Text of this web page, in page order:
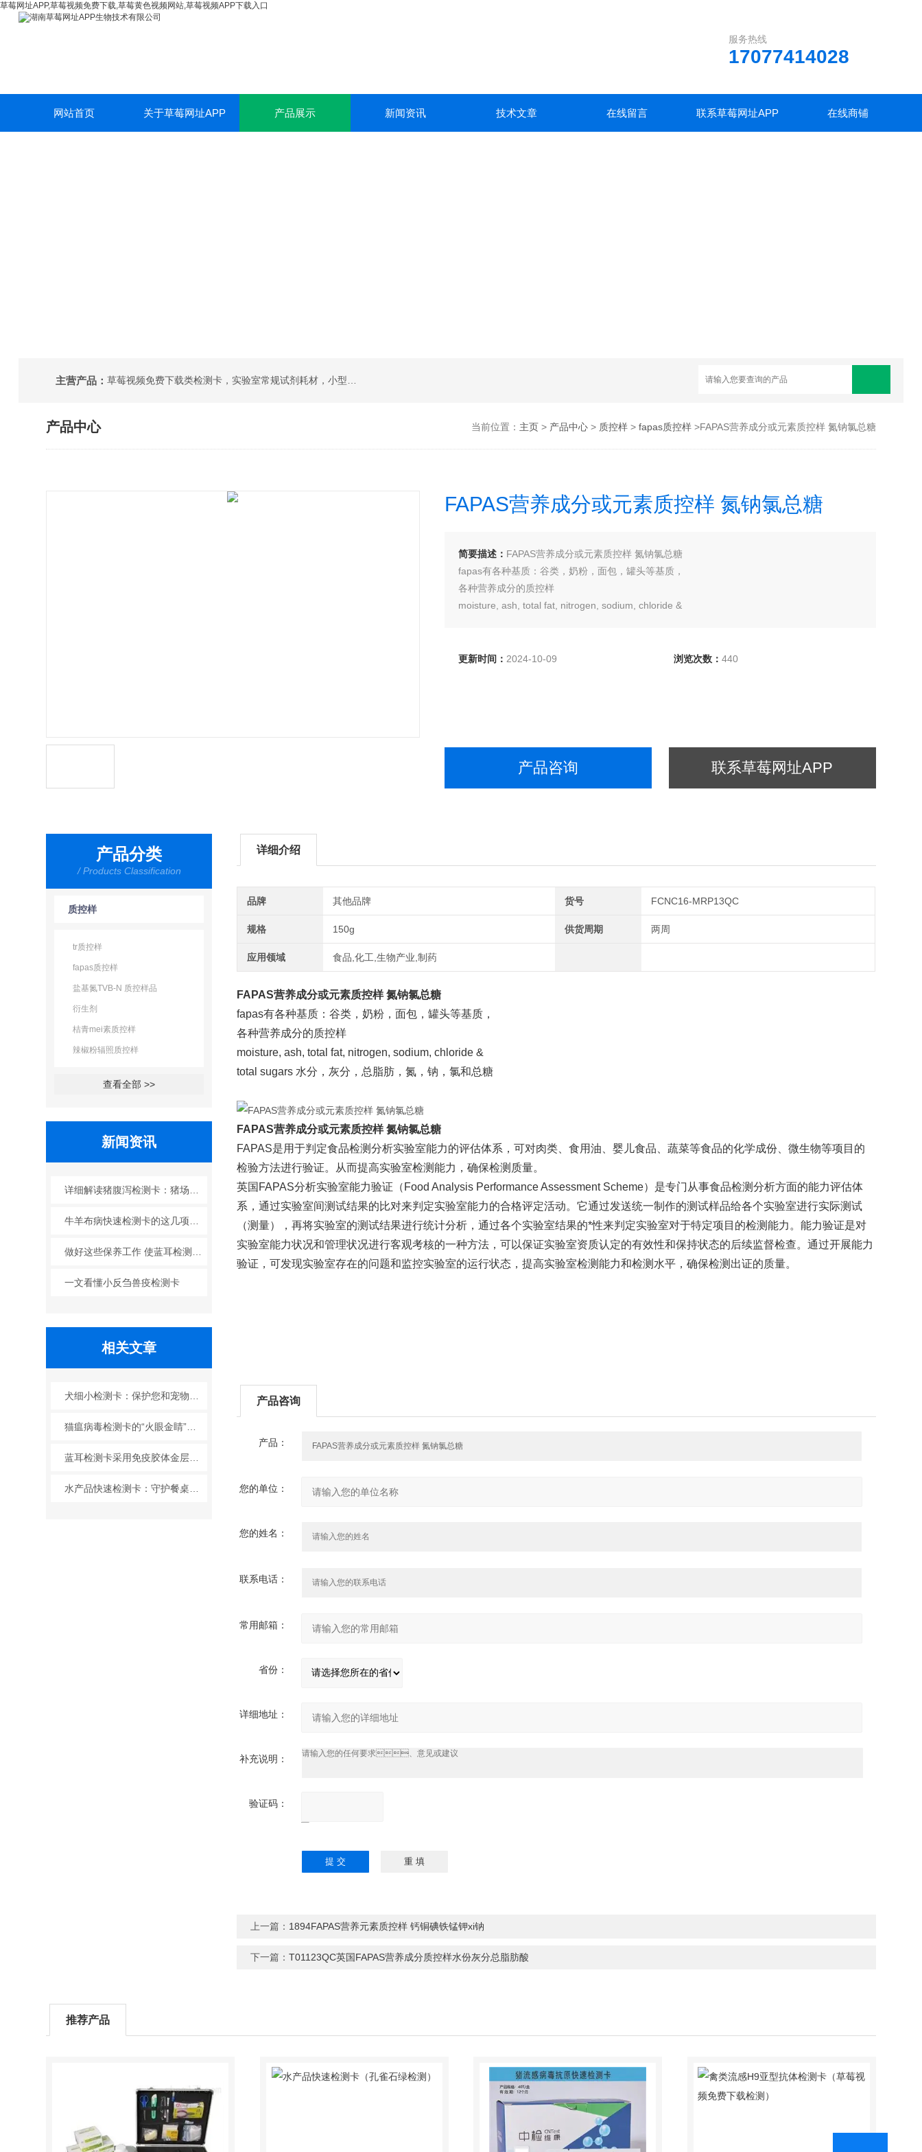
草莓网址APP,草莓视频免费下载,草莓黄色视频网站,草莓视频APP下载入口
服务热线
17077414028
网站首页 关于草莓网址APP 产品展示 新闻资讯 技术文章 在线留言 联系草莓网址APP 在线商铺
主营产品：
产品中心 当前位置： 主页> 产品中心> 质控样> fapas质控样>FAPAS营养成分或元素质控样 氮钠氯总糖
FAPAS营养成分或元素质控样 氮钠氯总糖
简要描述： FAPAS营养成分或元素质控样 氮钠氯总糖
fapas有各种基质：谷类，奶粉，面包，罐头等基质，
各种营养成分的质控样
moisture, ash, total fat, nitrogen, sodium, chloride &
更新时间： 2024-10-09 浏览次数：440
产品咨询 联系草莓网址APP
产品分类
/ Products Classification
质控样
tr质控样
fapas质控样
盐基氮TVB-N 质控样品
衍生剂
桔青mei素质控样
辣椒粉辐照质控样
查看全部 >>
新闻资讯
一文看懂小反刍兽疫检测卡
相关文章
详细介绍
品牌 其他品牌 货号 FCNC16-MRP13QC
规格 150g 供货周期 两周
应用领域 食品,化工,生物产业,制药
FAPAS营养成分或元素质控样 氮钠氯总糖
fapas有各种基质：谷类，奶粉，面包，罐头等基质，
各种营养成分的质控样
moisture, ash, total fat, nitrogen, sodium, chloride &
total sugars 水分，灰分，总脂肪，氮，钠，氯和总糖
FAPAS营养成分或元素质控样 氮钠氯总糖
FAPAS是用于判定食品检测分析实验室能力的评估体系，可对肉类、食用油、婴儿食品、蔬菜等食品的化学成份、微生物等项目的
检验方法进行验证。从而提高实验室检测能力，确保检测质量。
英国FAPAS分析实验室能力验证（Food Analysis Performance Assessment Scheme）是专门从事食品检测分析方面的能力评估体
系，通过实验室间测试结果的比对来判定实验室能力的合格评定活动。它通过发送统一制作的测试样品给各个实验室进行实际测试
（测量），再将实验室的测试结果进行统计分析，通过各个实验室结果的*性来判定实验室对于特定项目的检测能力。能力验证是对
实验室能力状况和管理状况进行客观考核的一种方法，可以保证实验室资质认定的有效性和保持状态的后续监督检查。通过开展能力
验证，可发现实验室存在的问题和监控实验室的运行状态，提高实验室检测能力和检测水平，确保检测出证的质量。
产品咨询
产品：
您的单位：
您的姓名：
联系电话：
常用邮箱：
省份：
详细地址：
补充说明：
验证码：
请输入计算结果
（填写阿拉伯数
上一篇： 1894FAPAS营养元素质控样 钙铜碘铁锰钾xi钠
下一篇：T01123QC英国FAPAS营养成分质控样水份灰分总脂肪酸
推荐产品